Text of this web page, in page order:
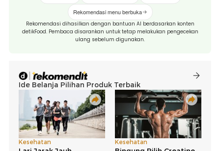
Rekomendasi menu berbuka
Rekomendasi dihasilkan dengan bantuan AI berdasarkan konten
detikFood. Pembaca disarankan untuk tetap melakukan pengecekan
ulang sebelum digunakan.